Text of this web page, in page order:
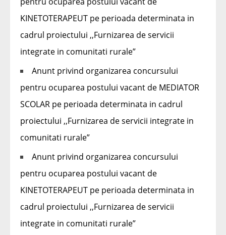
KINETOTERAPEUT pe perioada determinata in
cadrul proiectului ,,Furnizarea de servicii
integrate in comunitati rurale”
Anunt privind organizarea concursului
pentru ocuparea postului vacant de MEDIATOR
SCOLAR pe perioada determinata in cadrul
proiectului ,,Furnizarea de servicii integrate in
comunitati rurale”
Anunt privind organizarea concursului
pentru ocuparea postului vacant de
KINETOTERAPEUT pe perioada determinata in
cadrul proiectului ,,Furnizarea de servicii
integrate in comunitati rurale”